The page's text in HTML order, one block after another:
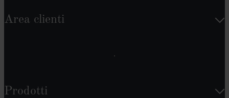
Area clienti
Prodotti